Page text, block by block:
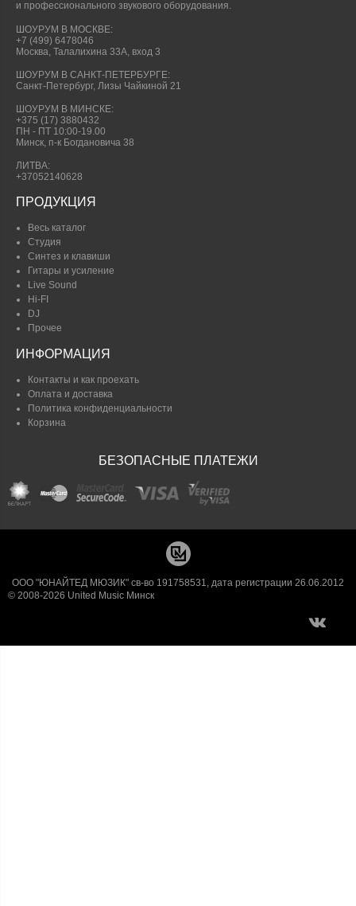
и профессионального звукового оборудования.
ШОУРУМ В МОСКВЕ:
+7 (499) 6478046
Москва, Талалихина 33А, вход 3
ШОУРУМ В САНКТ-ПЕТЕРБУРГЕ:
Санкт-Петербург, Лизы Чайкиной 21
ШОУРУМ В МИНСКЕ:
+375 (17) 3880432
ПН - ПТ 10:00-19.00
Минск, п-к Богдановича 38
ЛИТВА:
+37052140628
ПРОДУКЦИЯ
Весь каталог
Студия
Синтез и клавиши
Гитары и усиление
Live Sound
Hi-FI
DJ
Прочее
ИНФОРМАЦИЯ
Контакты и как проехать
Оплата и доставка
Политика конфиденциальности
Корзина
БЕЗОПАСНЫЕ ПЛАТЕЖИ
ООО "ЮНАЙТЕД МЮЗИК" св-во 191758531, дата регистрации 26.06.2012
© 2008-2026 United Music Минск